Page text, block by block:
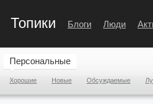
Топики Блоги Люди
Персональные
Хорошие Новые Обсуждаемые